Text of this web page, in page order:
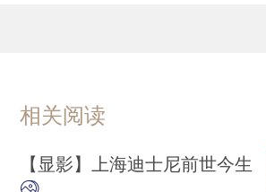
相关阅读
【显影】上海迪士尼前世今生